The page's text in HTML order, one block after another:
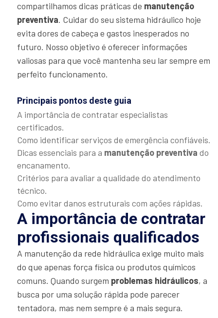
compartilhamos dicas práticas de manutenção
preventiva. Cuidar do seu sistema hidráulico hoje
evita dores de cabeça e gastos inesperados no
futuro. Nosso objetivo é oferecer informações
valiosas para que você mantenha seu lar sempre em
perfeito funcionamento.
Principais pontos deste guia
A importância de contratar especialistas
certificados.
Como identificar serviços de emergência confiáveis.
Dicas essenciais para a manutenção preventiva do
encanamento.
Critérios para avaliar a qualidade do atendimento
técnico.
Como evitar danos estruturais com ações rápidas.
A importância de contratar
profissionais qualificados
A manutenção da rede hidráulica exige muito mais
do que apenas força física ou produtos químicos
comuns. Quando surgem problemas hidráulicos, a
busca por uma solução rápida pode parecer
tentadora, mas nem sempre é a mais segura.